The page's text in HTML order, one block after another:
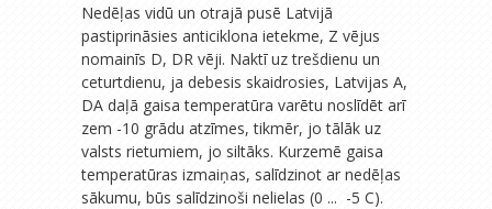
Nedēļas vidū un otrajā pusē Latvijā
pastiprināsies anticiklona ietekme, Z vējus
nomainīs D, DR vēji. Naktī uz trešdienu un
ceturtdienu, ja debesis skaidrosies, Latvijas A,
DA daļā gaisa temperatūra varētu noslīdēt arī
zem -10 grādu atzīmes, tikmēr, jo tālāk uz
valsts rietumiem, jo siltāks. Kurzemē gaisa
temperatūras izmaiņas, salīdzinot ar nedēļas
sākumu, būs salīdzinoši nelielas (0 ... -5 C).